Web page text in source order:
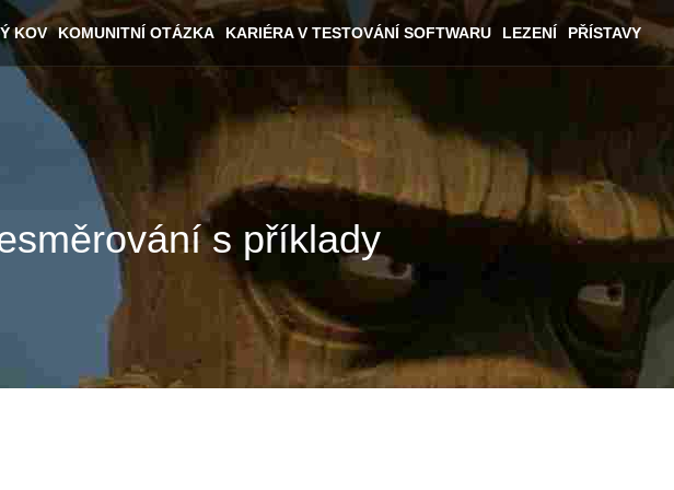
KOV KOMUNITNÍ OTÁZKA KARIÉRA V TESTOVÁNÍ SOFTWARU LEZENÍ PŘÍSTAVY
s příklady